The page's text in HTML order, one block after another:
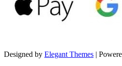
Designed by Elegant Themes |